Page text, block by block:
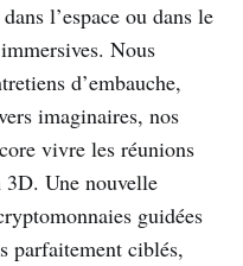
l’espace ou dans le
Nous
d’embauche,
imaginaires, nos
vivre les réunions
3D. Une nouvelle
guidées
parfaitement ciblés,